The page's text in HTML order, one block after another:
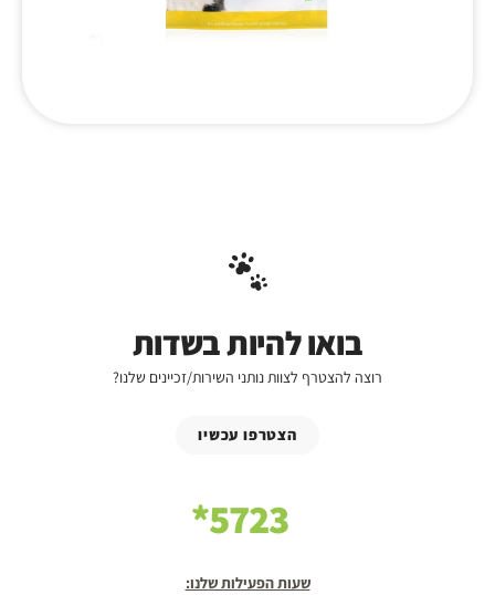
בואו להיות בשדות
רוצה להצטרף לצוות נותני השירות/זכיינים שלנו?
הצטרפו עכשיו
5723*
שעות הפעילות שלנו: